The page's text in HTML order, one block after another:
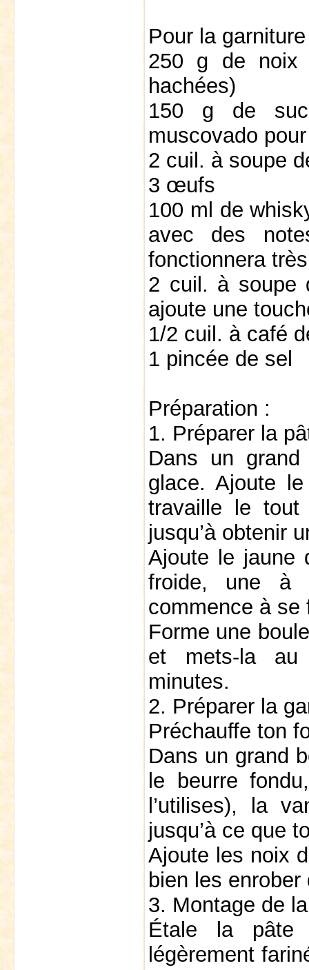
Pour la
250 g de noix
hachées)
150 g de
muscovado
2 cuil. à soupe
3 œufs
100 ml de
avec des
fonctionnera
2 cuil. à soupe
ajoute une
1/2 cuil. à café
1 pincée de sel
Préparation :
1. Préparer la
Dans un
glace. Ajoute
travaille le
jusqu’à obtenir
Ajoute le jaune
froide, une à
commence à se
Forme une
et mets-la au
minutes.
2. Préparer la
Préchauffe ton
Dans un grand
le beurre
l’utilises), la
jusqu’à ce que
Ajoute les noix
bien les
3. Montage de
Étale la pâte
légèrement